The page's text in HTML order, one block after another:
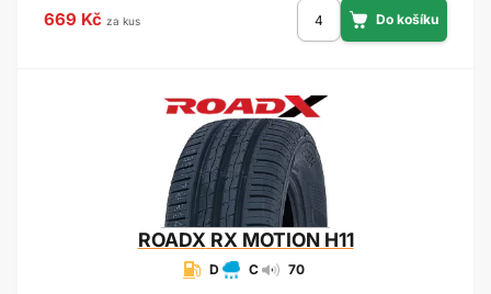
669 Kč za kus
ROADX RX MOTION H11
D C 70